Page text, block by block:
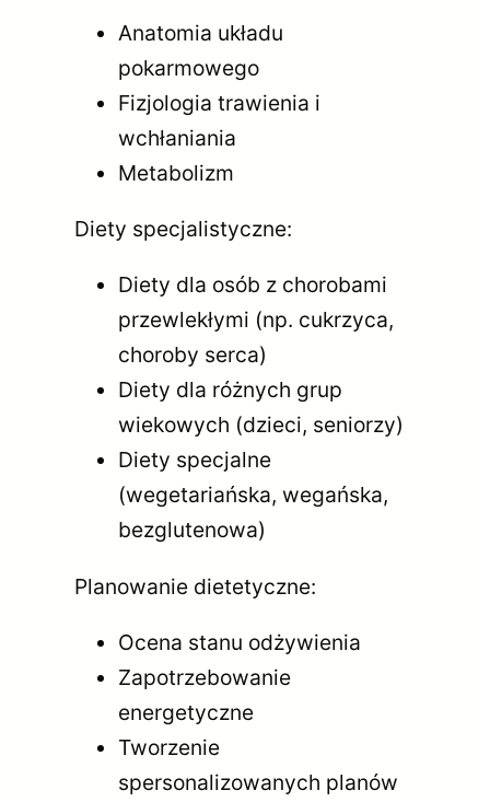
Anatomia układu
pokarmowego
Fizjologia trawienia i
wchłaniania
Metabolizm
Diety specjalistyczne:
Diety dla osób z chorobami
przewlekłymi (np. cukrzyca,
choroby serca)
Diety dla różnych grup
wiekowych (dzieci, seniorzy)
Diety specjalne
(wegetariańska, wegańska,
bezglutenowa)
Planowanie dietetyczne:
Ocena stanu odżywienia
Zapotrzebowanie
energetyczne
Tworzenie
spersonalizowanych planów